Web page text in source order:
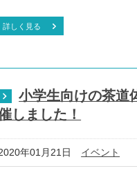
詳しく見る
小学生向けの茶道
しました！
年01月21日 イベント